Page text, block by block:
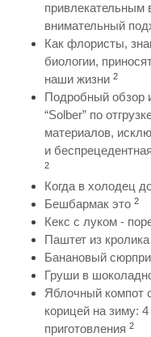
привлекательным
внимательный
Как флористы,
биологии,
наши жизни 2
Подробный обзор
“Solber” по
материалов,
и
2
Когда в холодец
Бешбармак это 2
Кекс с луком -
Паштет из
Банановый
Груши в
Яблочный компот
корицей на зиму:
приготовления 2